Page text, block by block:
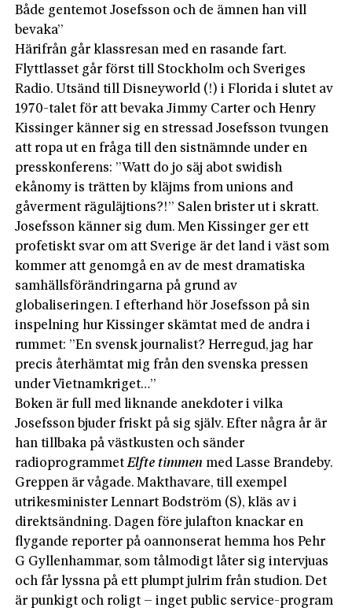
Både gentemot Josefsson och de ämnen han vill
bevaka”
Härifrån går klassresan med en rasande fart.
Flyttlasset går först till Stockholm och Sveriges
Radio. Utsänd till Disneyworld (!) i Florida i slutet av
1970-talet för att bevaka Jimmy Carter och Henry
Kissinger känner sig en stressad Josefsson tvungen
att ropa ut en fråga till den sistnämnde under en
presskonferens: ”Watt do jo säj abot swidish
ekånomy is trätten by kläjms from unions and
gåverment räguläjtions?!” Salen brister ut i skratt.
Josefsson känner sig dum. Men Kissinger ger ett
profetiskt svar om att Sverige är det land i väst som
kommer att genomgå en av de mest dramatiska
samhällsförändringarna på grund av
globaliseringen. I efterhand hör Josefsson på sin
inspelning hur Kissinger skämtat med de andra i
rummet: ”En svensk journalist? Herregud, jag har
precis återhämtat mig från den svenska pressen
under Vietnamkriget…”
Boken är full med liknande anekdoter i vilka
Josefsson bjuder friskt på sig själv. Efter några år är
han tillbaka på västkusten och sänder
radioprogrammetElfte timmen med Lasse Brandeby.
Greppen är vågade. Makthavare, till exempel
utrikesminister Lennart Bodström (S), kläs av i
direktsändning. Dagen före julafton knackar en
flygande reporter på oannonserat hemma hos Pehr
G Gyllenhammar, som tålmodigt låter sig intervjuas
och får lyssna på ett plumpt julrim från studion. Det
är punkigt och roligt – inget public service-program